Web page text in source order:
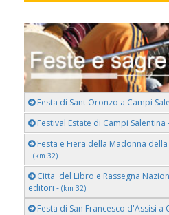
Festa di Sant'Oronzo a Campi
Festival Estate di Campi Salentina
Festa e Fiera della Madonna
- (km 32)
Citta' del Libro e Rassegna
editori - (km 32)
Festa di San Francesco d'Assisi a